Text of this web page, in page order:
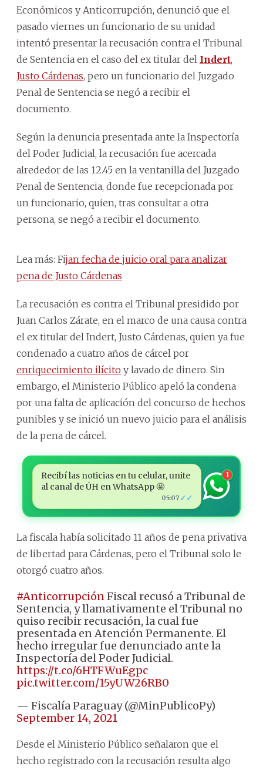
Económicos y Anticorrupción, denunció que el
pasado viernes un funcionario de su unidad
intentó presentar la recusación contra el Tribunal
de Sentencia en el caso del ex titular del Indert,
Justo Cárdenas, pero un funcionario del Juzgado
Penal de Sentencia se negó a recibir el
documento.
Según la denuncia presentada ante la Inspectoría
del Poder Judicial, la recusación fue acercada
alrededor de las 12.45 en la ventanilla del Juzgado
Penal de Sentencia, donde fue recepcionada por
un funcionario, quien, tras consultar a otra
persona, se negó a recibir el documento.
Lea más: Fijan fecha de juicio oral para analizar
pena de Justo Cárdenas
La recusación es contra el Tribunal presidido por
Juan Carlos Zárate, en el marco de una causa contra
el ex titular del Indert, Justo Cárdenas, quien ya fue
condenado a cuatro años de cárcel por
enriquecimiento ilícito y lavado de dinero. Sin
embargo, el Ministerio Público apeló la condena
por una falta de aplicación del concurso de hechos
punibles y se inició un nuevo juicio para el análisis
de la pena de cárcel.
Recibí las noticias en tu celular, unite
al canal de ÚH en WhatsApp 🤩
05:07 ✓✓
1
La fiscala había solicitado 11 años de pena privativa
de libertad para Cárdenas, pero el Tribunal solo le
otorgó cuatro años.
#AnticorrupciónFiscal recusó a Tribunal de
Sentencia, y llamativamente el Tribunal no
quiso recibir recusación, la cual fue
presentada en Atención Permanente. El
hecho irregular fue denunciado ante la
Inspectoría del Poder Judicial.
https://t.co/6HTFWuEgpc
pic.twitter.com/15yUW26RB0
— Fiscalía Paraguay (@MinPublicoPy)
September 14, 2021
Desde el Ministerio Público señalaron que el
hecho registrado con la recusación resulta algo